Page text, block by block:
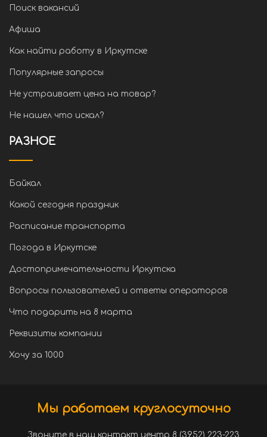
Поиск вакансий
Афиша
Как найти работу в Иркутске
Популярные запросы
Не устраивает цена на товар?
Не нашел что искал?
РАЗНОЕ
Байкал
Какой сегодня праздник
Расписание транспорта
Погода в Иркутске
Достопримечательности Иркутска
Вопросы пользователей и ответы операторов
Что подарить на 8 марта
Реквизиты компании
Хочу за 1000
Мы работаем круглосуточно
Звоните в наш контакт центр 8 (3952) 223-223